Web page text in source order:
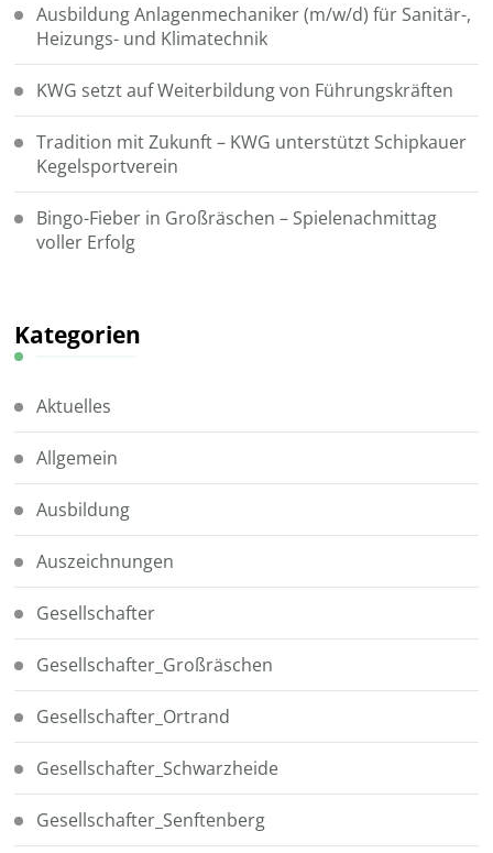
Ausbildung Anlagenmechaniker (m/w/d) für Sanitär-,
Heizungs- und Klimatechnik
KWG setzt auf Weiterbildung von Führungskräften
Tradition mit Zukunft – KWG unterstützt Schipkauer
Kegelsportverein
Bingo-Fieber in Großräschen – Spielenachmittag
voller Erfolg
Kategorien
Aktuelles
Allgemein
Ausbildung
Auszeichnungen
Gesellschafter
Gesellschafter_Großräschen
Gesellschafter_Ortrand
Gesellschafter_Schwarzheide
Gesellschafter_Senftenberg